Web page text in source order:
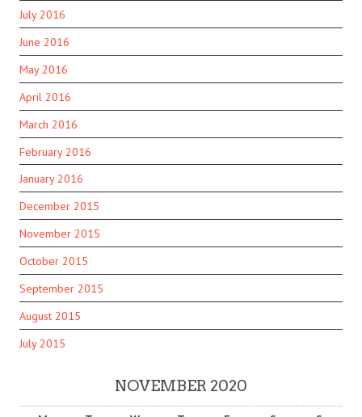
July 2016
June 2016
May 2016
April 2016
March 2016
February 2016
January 2016
December 2015
November 2015
October 2015
September 2015
August 2015
July 2015
NOVEMBER 2020